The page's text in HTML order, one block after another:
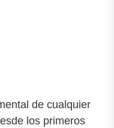
de cualquier
los primeros